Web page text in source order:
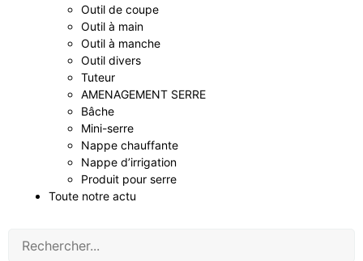
Outil de coupe
Outil à main
Outil à manche
Outil divers
Tuteur
AMENAGEMENT SERRE
Bâche
Mini-serre
Nappe chauffante
Nappe d’irrigation
Produit pour serre
Toute notre actu